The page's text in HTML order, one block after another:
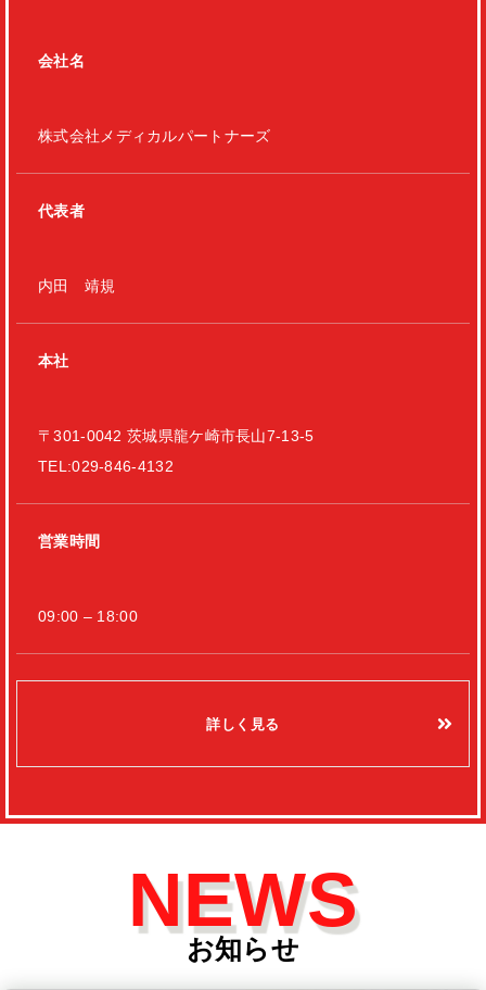
会社名
株式会社メディカルパートナーズ
代表者
内田 靖規
本社
〒301-0042 茨城県龍ケ崎市長山7-13-5
TEL:029-846-4132
営業時間
09:00 – 18:00
詳しく見る
NEWS
お知らせ